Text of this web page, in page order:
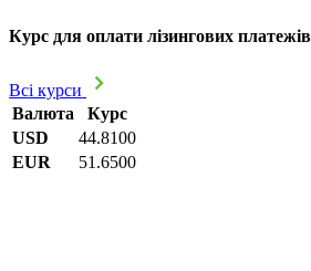
Курс для оплати лізингових
Всі курси
Валюта
Курс
USD
44.8100
EUR
51.6500